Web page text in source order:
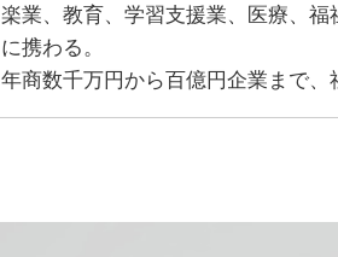
楽業、教育、学習支援業、医療、
に携わる。
年商数千万円から百億円企業まで、